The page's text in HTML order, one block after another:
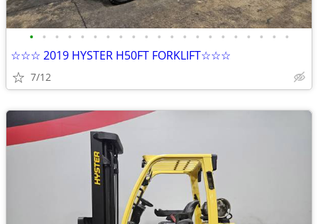
• • • • • • • • • • • • • • • • • • • • •
☆☆☆ 2019 HYSTER H50FT FORKLIFT☆☆☆
7/12